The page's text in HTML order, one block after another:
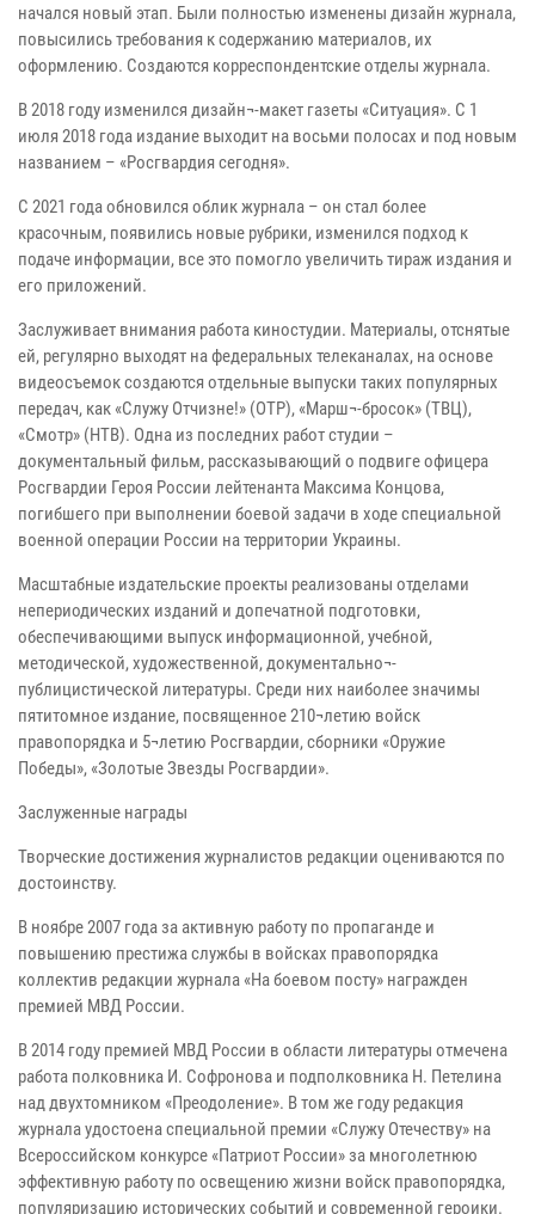
начался новый этап. Были полностью изменены дизайн журнала,
повысились требования к содержанию материалов, их
оформлению. Создаются корреспондентские отделы журнала.
В 2018 году изменился дизайн¬-макет газеты «Ситуация». С 1
июля 2018 года издание выходит на восьми полосах и под новым
названием – «Росгвардия сегодня».
С 2021 года обновился облик журнала – он стал более
красочным, появились новые рубрики, изменился подход к
подаче информации, все это помогло увеличить тираж издания и
его приложений.
Заслуживает внимания работа киностудии. Материалы, отснятые
ей, регулярно выходят на федеральных телеканалах, на основе
видеосъемок создаются отдельные выпуски таких популярных
передач, как «Служу Отчизне!» (ОТР), «Марш¬-бросок» (ТВЦ),
«Смотр» (НТВ). Одна из последних работ студии –
документальный фильм, рассказывающий о подвиге офицера
Росгвардии Героя России лейтенанта Максима Концова,
погибшего при выполнении боевой задачи в ходе специальной
военной операции России на территории Украины.
Масштабные издательские проекты реализованы отделами
непериодических изданий и допечатной подготовки,
обеспечивающими выпуск информационной, учебной,
методической, художественной, документально¬-
публицистической литературы. Среди них наиболее значимы
пятитомное издание, посвященное 210¬летию войск
правопорядка и 5¬летию Росгвардии, сборники «Оружие
Победы», «Золотые Звезды Росгвардии».
Заслуженные награды
Творческие достижения журналистов редакции оцениваются по
достоинству.
В ноябре 2007 года за активную работу по пропаганде и
повышению престижа службы в войсках правопорядка
коллектив редакции журнала «На боевом посту» награжден
премией МВД России.
В 2014 году премией МВД России в области литературы отмечена
работа полковника И. Софронова и подполковника Н. Петелина
над двухтомником «Преодоление». В том же году редакция
журнала удостоена специальной премии «Служу Отечеству» на
Всероссийском конкурсе «Патриот России» за многолетнюю
эффективную работу по освещению жизни войск правопорядка,
популяризацию исторических событий и современной героики.